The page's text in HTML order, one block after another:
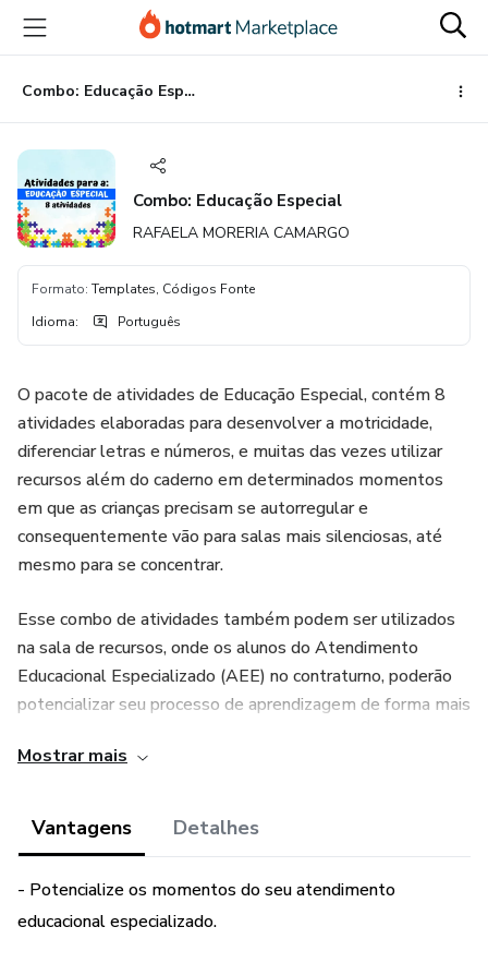
para
conteúdo
principal
para
pagamento
para
rodapé
Combo: Educação Especial
Combo: Educação Especial
RAFAELA MORERIA CAMARGO
Formato: Templates, Códigos Fonte
Idioma: Português
O pacote de atividades de Educação Especial, contém 8
atividades elaboradas para desenvolver a motricidade,
diferenciar letras e números, e muitas das vezes utilizar
recursos além do caderno em determinados momentos
em que as crianças precisam se autorregular e
consequentemente vão para salas mais silenciosas, até
mesmo para se concentrar.
Esse combo de atividades também podem ser utilizados
na sala de recursos, onde os alunos do Atendimento
Educacional Especializado (AEE) no contraturno, poderão
potencializar seu processo de aprendizagem de forma mais
Mostrar mais
Vantagens Detalhes
- Potencialize os momentos do seu atendimento
educacional especializado.